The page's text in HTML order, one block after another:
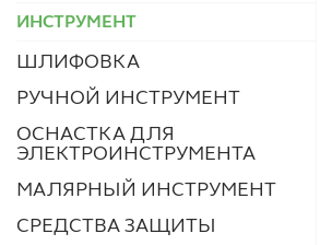
ИНСТРУМЕНТ
ШЛИФОВКА
РУЧНОЙ ИНСТРУМЕНТ
ОСНАСТКА ДЛЯ
ЭЛЕКТРОИНСТРУМЕНТА
МАЛЯРНЫЙ ИНСТРУМЕНТ
СРЕДСТВА ЗАЩИТЫ